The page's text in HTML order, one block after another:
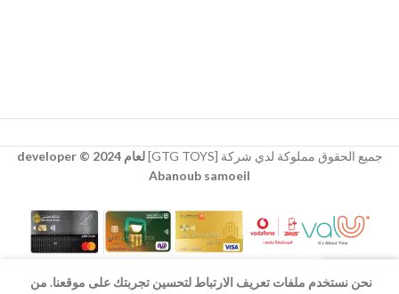
جميع الحقوق مملوكة لدي شركة [GTG TOYS]
لعام 2024 © developer
Abanoub samoeil
نحن نستخدم ملفات تعريف الارتباط لتحسين تجربتك على موقعنا. من